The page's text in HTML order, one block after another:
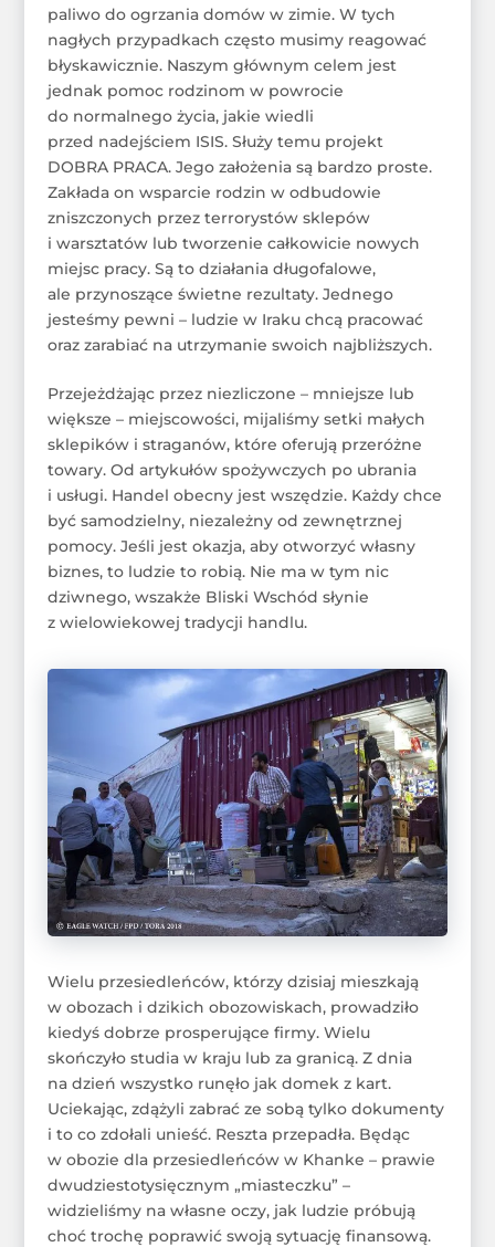
paliwo do ogrzania domów w zimie. W tych
nagłych przypadkach często musimy reagować
błyskawicznie. Naszym głównym celem jest
jednak pomoc rodzinom w powrocie
do normalnego życia, jakie wiedli
przed nadejściem ISIS. Służy temu projekt
DOBRA PRACA. Jego założenia są bardzo proste.
Zakłada on wsparcie rodzin w odbudowie
zniszczonych przez terrorystów sklepów
i warsztatów lub tworzenie całkowicie nowych
miejsc pracy. Są to działania długofalowe,
ale przynoszące świetne rezultaty. Jednego
jesteśmy pewni – ludzie w Iraku chcą pracować
oraz zarabiać na utrzymanie swoich najbliższych.
Przejeżdżając przez niezliczone – mniejsze lub
większe – miejscowości, mijaliśmy setki małych
sklepików i straganów, które oferują przeróżne
towary. Od artykułów spożywczych po ubrania
i usługi. Handel obecny jest wszędzie. Każdy chce
być samodzielny, niezależny od zewnętrznej
pomocy. Jeśli jest okazja, aby otworzyć własny
biznes, to ludzie to robią. Nie ma w tym nic
dziwnego, wszakże Bliski Wschód słynie
z wielowiekowej tradycji handlu.
Wielu przesiedleńców, którzy dzisiaj mieszkają
w obozach i dzikich obozowiskach, prowadziło
kiedyś dobrze prosperujące firmy. Wielu
skończyło studia w kraju lub za granicą. Z dnia
na dzień wszystko runęło jak domek z kart.
Uciekając, zdążyli zabrać ze sobą tylko dokumenty
i to co zdołali unieść. Reszta przepadła. Będąc
w obozie dla przesiedleńców w Khanke – prawie
dwudziestotysięcznym „miasteczku” –
widzieliśmy na własne oczy, jak ludzie próbują
choć trochę poprawić swoją sytuację finansową.